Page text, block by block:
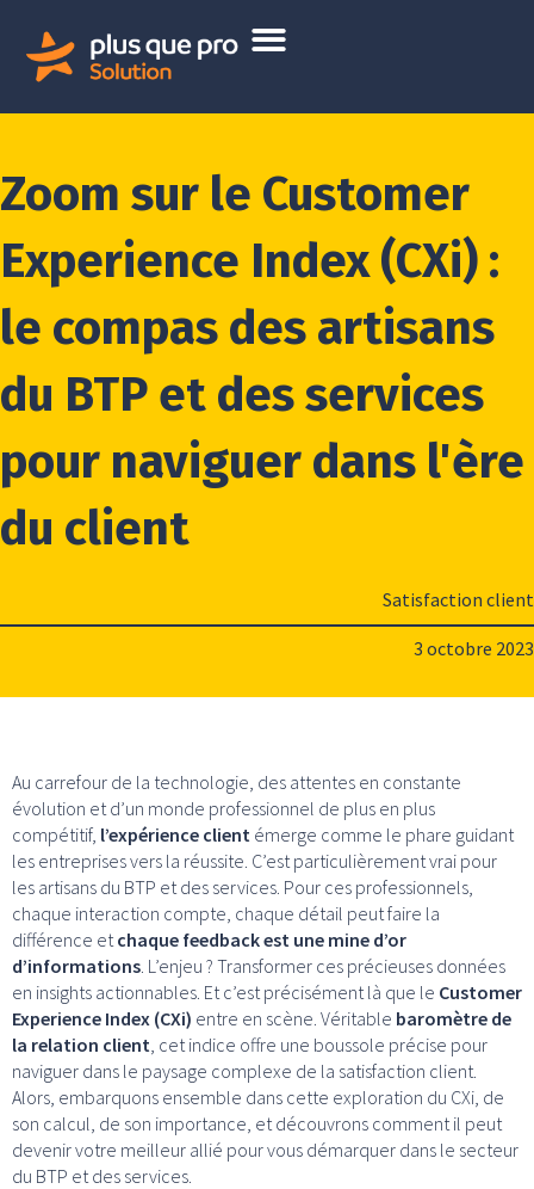
Zoom sur le Customer
Experience Index (CXi) :
le compas des artisans
du BTP et des services
pour naviguer dans l'ère
du client
Satisfaction client
3 octobre 2023
Au carrefour de la technologie, des attentes en constante
évolution et d’un monde professionnel de plus en plus
compétitif, l’expérience client émerge comme le phare guidant
les entreprises vers la réussite. C’est particulièrement vrai pour
les artisans du BTP et des services. Pour ces professionnels,
chaque interaction compte, chaque détail peut faire la
différence et chaque feedback est une mine d’or
d’informations . L’enjeu ? Transformer ces précieuses données
en insights actionnables. Et c’est précisément là que le Customer
Experience Index (CXi) entre en scène. Véritable baromètre de
la relation client , cet indice offre une boussole précise pour
naviguer dans le paysage complexe de la satisfaction client.
Alors, embarquons ensemble dans cette exploration du CXi, de
son calcul, de son importance, et découvrons comment il peut
devenir votre meilleur allié pour vous démarquer dans le secteur
du BTP et des services.